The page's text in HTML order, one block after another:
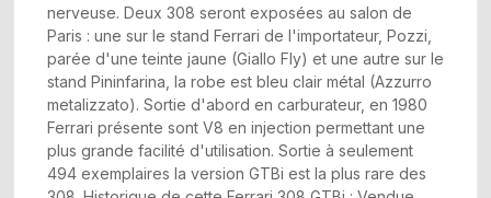
nerveuse. Deux 308 seront exposées au salon de
Paris : une sur le stand Ferrari de l'importateur, Pozzi,
parée d'une teinte jaune (Giallo Fly) et une autre sur le
stand Pininfarina, la robe est bleu clair métal (Azzurro
metalizzato). Sortie d'abord en carburateur, en 1980
Ferrari présente sont V8 en injection permettant une
plus grande facilité d'utilisation. Sortie à seulement
494 exemplaires la version GTBi est la plus rare des